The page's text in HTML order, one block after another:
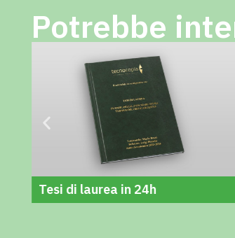
Potrebbe
Tesi di laurea in 24h